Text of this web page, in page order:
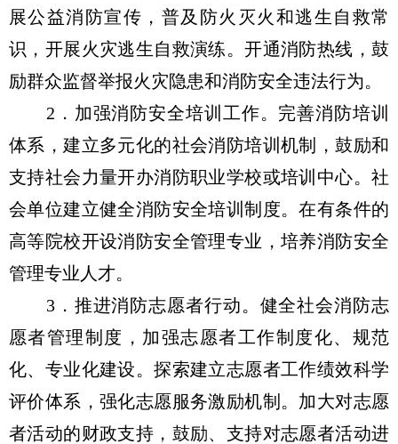
展公益消防宣传，普及防火灭火和逃生自救常
识，开展火灾逃生自救演练。开通消防热线，鼓
励群众监督举报火灾隐患和消防安全违法行为。
2．加强消防安全培训工作。完善消防培训
体系，建立多元化的社会消防培训机制，鼓励和
支持社会力量开办消防职业学校或培训中心。社
会单位建立健全消防安全培训制度。在有条件的
高等院校开设消防安全管理专业，培养消防安全
管理专业人才。
3．推进消防志愿者行动。健全社会消防志
愿者管理制度，加强志愿者工作制度化、规范
化、专业化建设。探索建立志愿者工作绩效科学
评价体系，强化志愿服务激励机制。加大对志愿
者活动的财政支持，鼓励、支持对志愿者活动进